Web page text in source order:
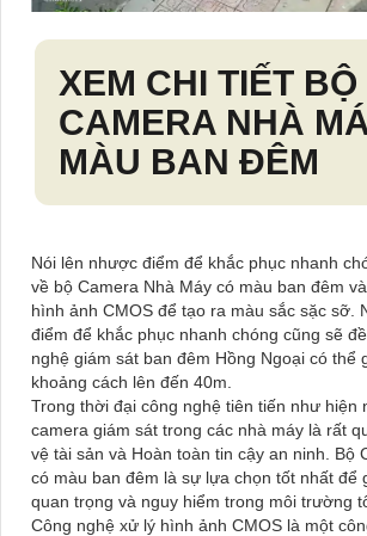
XEM CHI TIẾT BỘ
CAMERA NHÀ
MÀU BAN ĐÊM
Nói lên nhược điểm để khắc phục nhanh
về bộ Camera Nhà Máy có màu ban đêm
hình ảnh CMOS để tạo ra màu sắc sặc sỡ.
điểm để khắc phục nhanh chóng cũng sẽ
nghệ giám sát ban đêm Hồng Ngoại có thể
khoảng cách lên đến 40m.
Trong thời đại công nghệ tiên tiến như hiện
camera giám sát trong các nhà máy là rất
vệ tài sản và Hoàn toàn tin cậy an ninh. Bộ
có màu ban đêm là sự lựa chọn tốt nhất để
quan trọng và nguy hiểm trong môi trường
Công nghệ xử lý hình ảnh CMOS là một